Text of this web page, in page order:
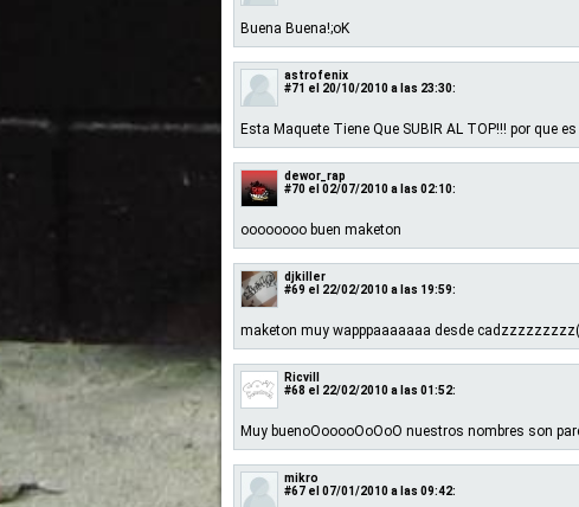
Buena Buena!;oK
astrofenix
#71 el 20/10/2010 a las 23:30:
Esta Maquete Tiene Que SUBIR AL TOP!!! por que
dewor_rap
#70 el 02/07/2010 a las 02:10:
oooooooo buen maketon
djkiller
#69 el 22/02/2010 a las 19:59:
maketon muy wapppaaaaaaa desde
Ricvill
#68 el 22/02/2010 a las 01:52:
Muy buenoOooooOoOoO nuestros nombres son
mikro
#67 el 07/01/2010 a las 09:42: